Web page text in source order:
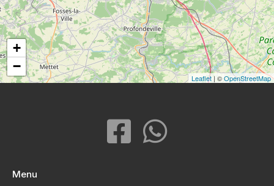
+
−
Leaflet | ©OpenStreetMap
Menu